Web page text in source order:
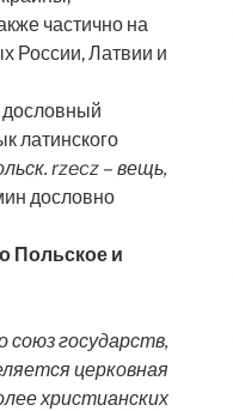
частично на
России, Латвии и
дословный
латинского
rzecz – вещь,
дословно
Польское и
союз государств,
церковная
христианских